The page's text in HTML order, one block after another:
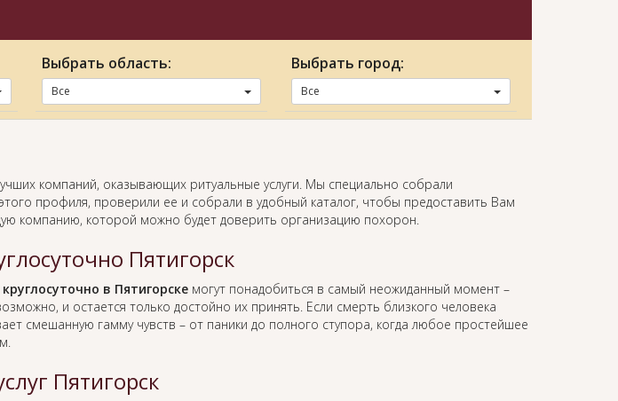
Выбрать область:
Все
Выбрать город:
Все
компаний, оказывающих ритуальные услуги. Мы специально собрали
профиля, проверили ее и собрали в удобный каталог, чтобы предоставить Вам
компанию, которой можно будет доверить организацию похорон.
Пятигорск
в Пятигорскемогут понадобиться в самый неожиданный момент –
и остается только достойно их принять. Если смерть близкого человека
смешанную гамму чувств – от паники до полного ступора, когда любое простейшее
Пятигорск